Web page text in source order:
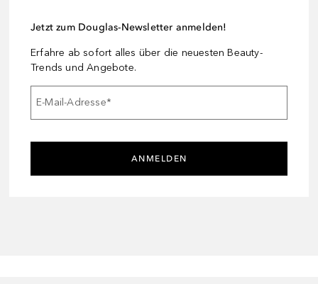
Jetzt zum Douglas-Newsletter anmelden!
Erfahre ab sofort alles über die neuesten Beauty-
Trends und Angebote.
E-Mail-Adresse*
ANMELDEN